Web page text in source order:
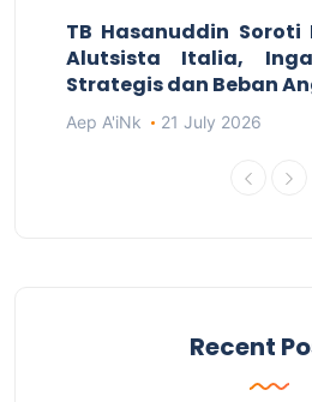
TB Hasanuddin Soroti
Alutsista Italia,
Strategis dan Beban
Aep A'iNk 21 July 2026
Recent